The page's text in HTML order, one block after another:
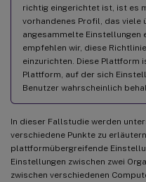
richtig eingerichtet ist, ist es
vorhandenes Profil, das viele
angesammelte Einstellungen
empfehlen wir, diese
einzurichten. Diese Plattform
Plattform, auf der sich
Benutzer wahrscheinlich
In dieser Fallstudie werden
verschiedene Punkte zu
plattformübergreifende
Einstellungen zwischen zwei
zwischen verschiedenen